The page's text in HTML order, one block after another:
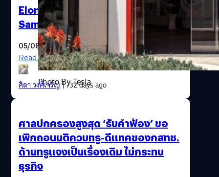
Photo By Tesla
Elon Musk เปลี่ยนใจกลับมาฟ้อง
Sam Altman และ OpenAI อีกครั้ง
05/08/2024
Read More
ศิลา วงศ์เจริญ| 732 days ago
ศาลปกครองสูงสุด ‘รับคำฟ้อง’ ขอ
เพิกถอนมติควบทรู-ดีแทคของกสทช.
ด้านทรูแจงเป็นเรื่องเดิม ไม่กระทบ
ธุรกิจ